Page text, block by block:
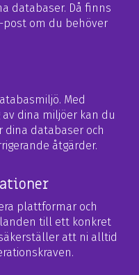
databaser. Då finns
post om du behöver
Med
av dina miljöer kan du
dina databaser och
åtgärder.
plattformar och
till ett konkret
att ni alltid